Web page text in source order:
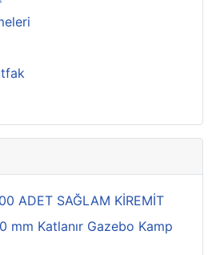
ADET SAĞLAM KİREMİT
mm Katlanır Gazebo Kamp